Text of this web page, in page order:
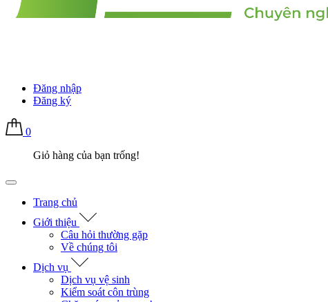
Đăng nhập
Đăng ký
0
Giỏ hàng của bạn trống!
Trang chủ
Giới thiệu
Câu hỏi thường gặp
Về chúng tôi
Dịch vụ
Dịch vụ vệ sinh
Kiểm soát côn trùng